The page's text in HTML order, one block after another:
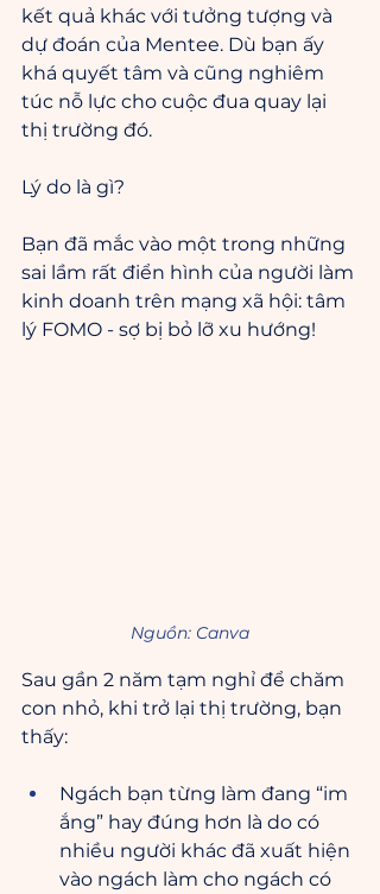
kết quả khác với tưởng tượng và
dự đoán của Mentee. Dù bạn ấy
khá quyết tâm và cũng nghiêm
túc nỗ lực cho cuộc đua quay lại
thị trường đó.
Lý do là gì?
Bạn đã mắc vào một trong những
sai lầm rất điển hình của người làm
kinh doanh trên mạng xã hội: tâm
lý FOMO - sợ bị bỏ lỡ xu hướng!
Nguồn: Canva
Sau gần 2 năm tạm nghỉ để chăm
con nhỏ, khi trở lại thị trường, bạn
thấy:
Ngách bạn từng làm đang “im
ắng” hay đúng hơn là do có
nhiều người khác đã xuất hiện
vào ngách làm cho ngách có